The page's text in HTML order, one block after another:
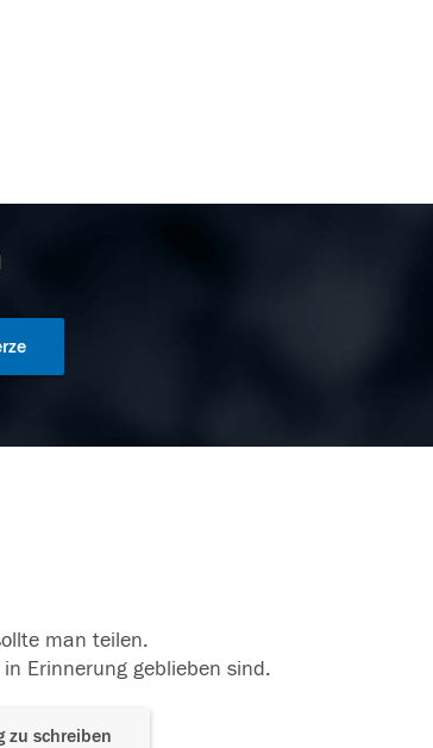
man teilen.
Erinnerung geblieben sind.
zu schreiben